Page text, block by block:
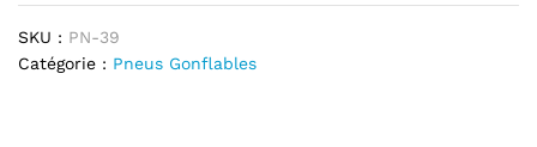
SKU : PN-39
Catégorie : Pneus Gonflables